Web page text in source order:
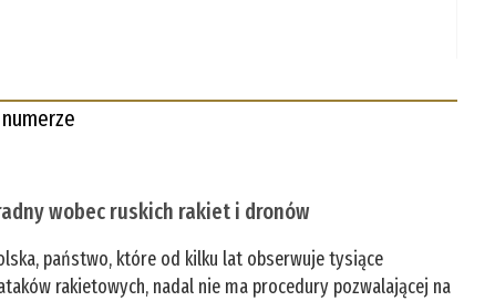
wobec ruskich rakiet i dronów
państwo, które od kilku lat obserwuje tysiące
rakietowych, nadal nie ma procedury pozwalającej na